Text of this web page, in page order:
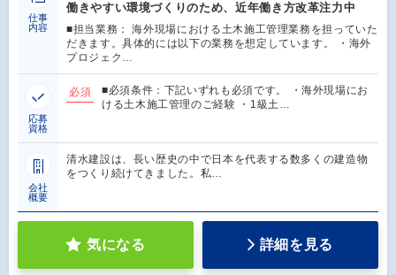
仕事
内容
働きやすい環境づくりのため、近年働き方改革注力中
■担当業務： 海外現場における土木施工管理業務を担っていた
だきます。具体的には以下の業務を想定しています。 ・海外
プロジェク…
応募
資格
必須
■必須条件：下記いずれも必須です。 ・海外現場にお
ける土木施工管理のご経験 ・1級土…
会社
概要
清水建設は、長い歴史の中で日本を代表する数多くの建造物
をつくり続けてきました。私…
気になる 詳細を見る